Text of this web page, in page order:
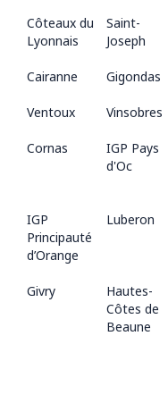
Côteaux du
Lyonnais
Saint-
Joseph
Cairanne
Gigondas
Ventoux
Vinsobres
Cornas
IGP Pays
d'Oc
IGP
Principauté
d’Orange
Luberon
Givry
Hautes-
Côtes de
Beaune